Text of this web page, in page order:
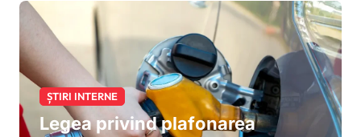
ȘTIRI INTERNE
Legea privind plafonarea